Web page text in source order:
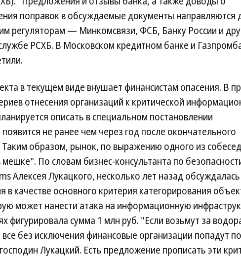
поправок в обсуждаемые документы направляются
регуляторам — Минкомсвязи, ФСБ, Банку России и
РСХБ. В Московском кредитном банке и
в текущем виде внушает финансистам опасения. В
отнесения организаций к критической
описать в специальном постановлении
не ранее чем через год после окончательного
образом, рынок, по выражению одного из
По словам бизнес-консультанта по
Алексея Лукацкого, несколько лет назад обсуждалась
в качестве основного критерия категорирования
может нанести атака на информационную
фигурировала сумма 1 млн руб. "Если возьмут за
без исключения финансовые организации попадут
Лукацкий. Есть предложение прописать эти